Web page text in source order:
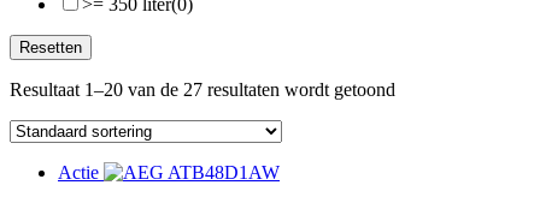
Resetten
Resultaat 1–20 van de 27 resultaten wordt getoond
Actie